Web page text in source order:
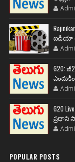
ఐడియా
G20:
G20
ప్రధాని
POPULAR POSTS